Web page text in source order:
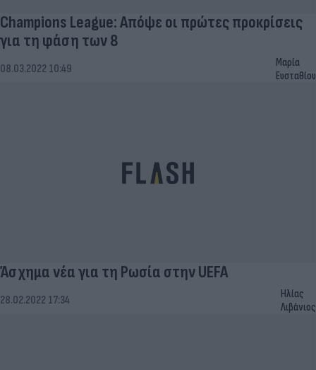
Champions League: Απόψε οι πρώτες προκρίσεις
για τη φάση των 8
08.03.2022 10:49
Μαρία
Ευσταθίου
Άσχημα νέα για τη Ρωσία στην UEFA
28.02.2022 17:34
Ηλίας
Λιβάνιος